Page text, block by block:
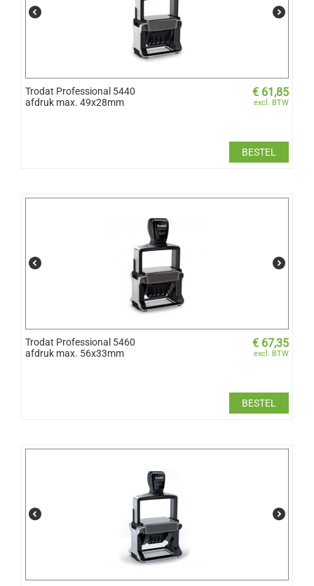
Trodat Professional 5440
afdruk max. 49x28mm
€ 61,85
excl. BTW
BESTEL
Trodat Professional 5460
afdruk max. 56x33mm
€ 67,35
excl. BTW
BESTEL